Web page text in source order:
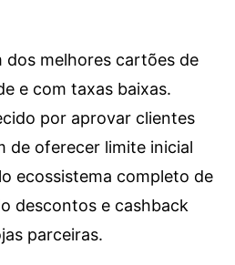
dos melhores cartões de
e com taxas baixas.
por aprovar clientes
de oferecer limite inicial
ecossistema completo de
descontos e cashback
parceiras.